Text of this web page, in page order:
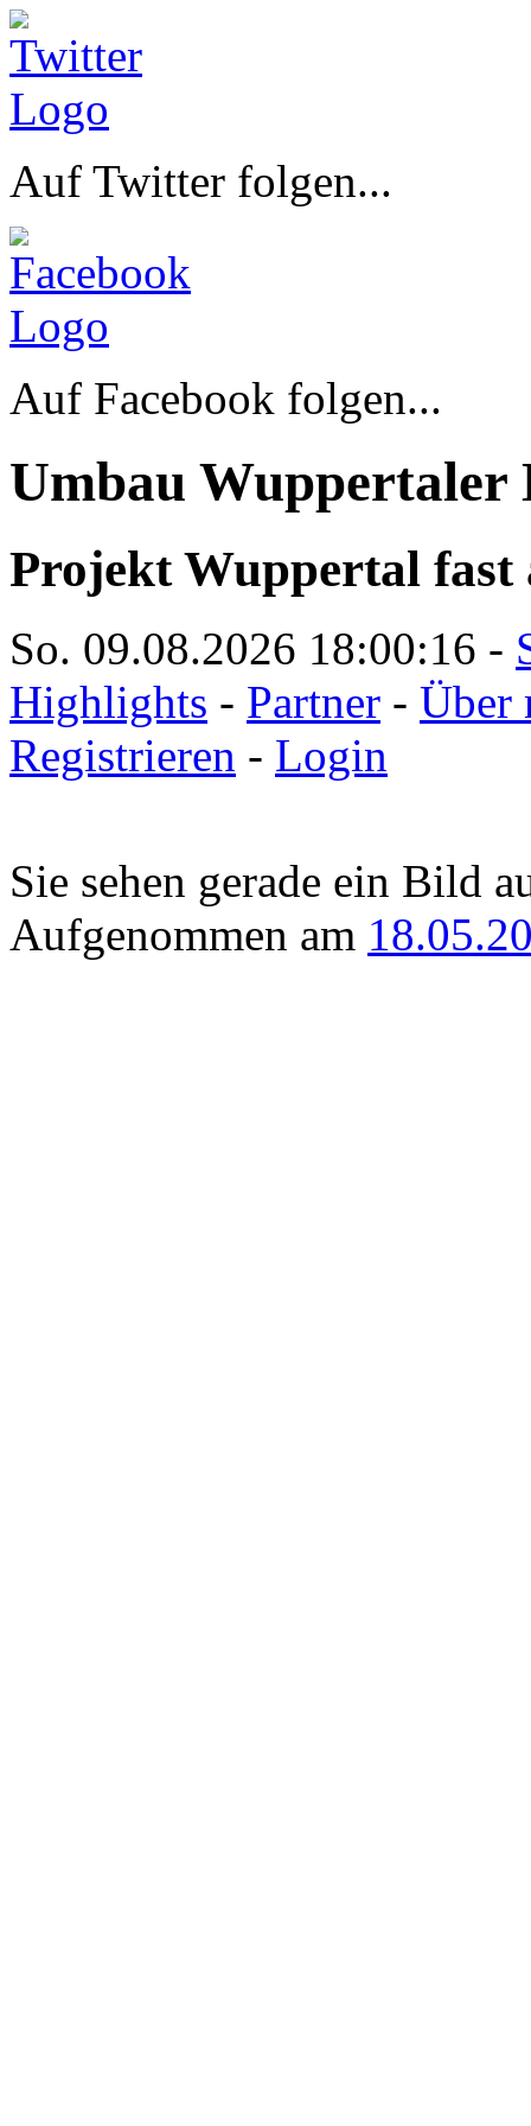
Auf Twitter folgen...
Auf Facebook folgen...
Umbau Wuppertaler
Projekt Wuppertal fast
So. 09.08.2026 18:00:16 -
Highlights - Partner - Über
Registrieren - Login
Sie sehen gerade ein Bild
Aufgenommen am